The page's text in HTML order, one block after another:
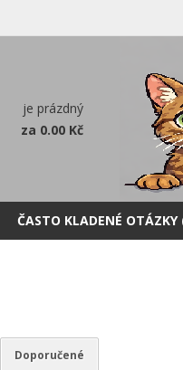
je prázdný
za 0.00 Kč
ČASTO KLADENÉ OTÁZKY
Doporučené